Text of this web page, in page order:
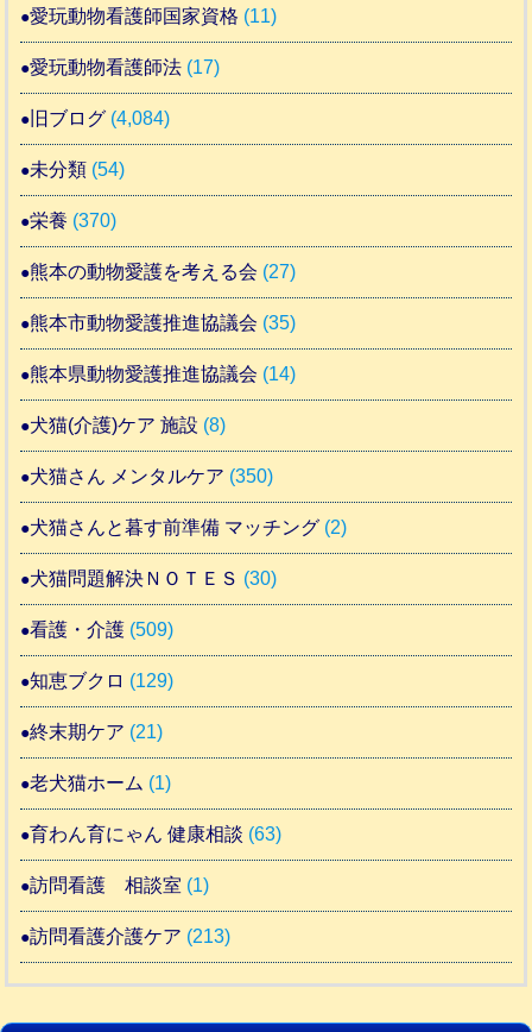
愛玩動物看護師国家資格 (11)
愛玩動物看護師法 (17)
旧ブログ (4,084)
未分類 (54)
栄養 (370)
熊本の動物愛護を考える会 (27)
熊本市動物愛護推進協議会 (35)
熊本県動物愛護推進協議会 (14)
犬猫(介護)ケア 施設 (8)
犬猫さん メンタルケア (350)
犬猫さんと暮す前準備 マッチング (2)
犬猫問題解決ＮＯＴＥＳ (30)
看護・介護 (509)
知恵ブクロ (129)
終末期ケア (21)
老犬猫ホーム (1)
育わん育にゃん 健康相談 (63)
訪問看護 相談室 (1)
訪問看護介護ケア (213)